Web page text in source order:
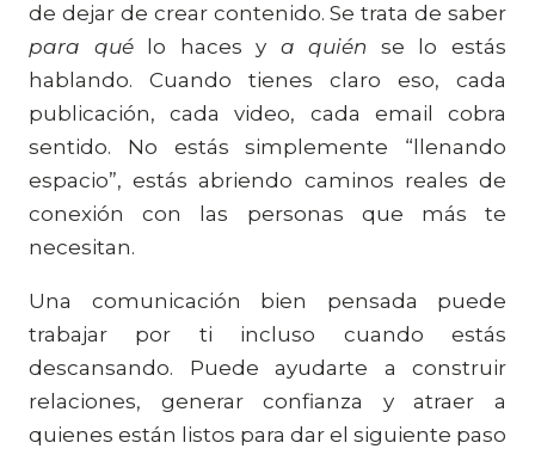
de dejar de crear contenido. Se trata de saber
para quélo haces y a quién se lo estás
hablando. Cuando tienes claro eso, cada
publicación, cada video, cada email cobra
sentido. No estás simplemente “llenando
espacio”, estás abriendo caminos reales de
conexión con las personas que más te
necesitan.
Una comunicación bien pensada puede
trabajar por ti incluso cuando estás
descansando. Puede ayudarte a construir
relaciones, generar confianza y atraer a
quienes están listos para dar el siguiente paso